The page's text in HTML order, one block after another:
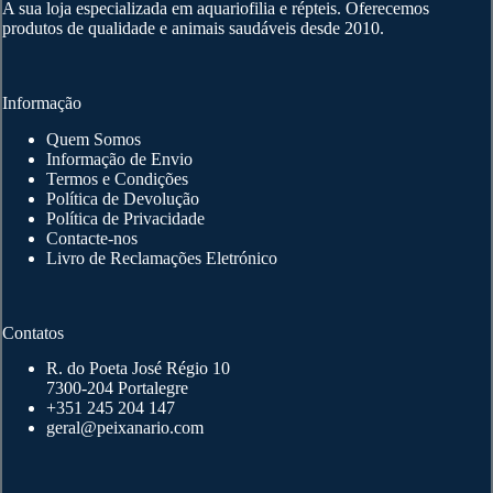
on
the
A sua loja especializada em aquariofilia e répteis. Oferecemos
produtos de qualidade e animais saudáveis desde 2010.
Informação
Quem Somos
Informação de Envio
Termos e Condições
Política de Devolução
Política de Privacidade
Contacte-nos
Livro de Reclamações Eletrónico
Contatos
R. do Poeta José Régio 10
7300-204 Portalegre
+351 245 204 147
geral@peixanario.com